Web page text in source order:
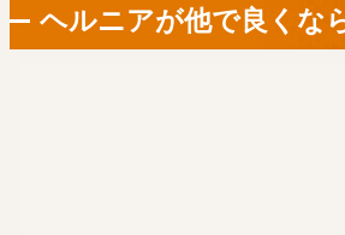
ヘルニアが他で良くな